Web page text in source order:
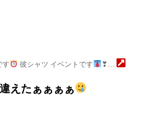
す 彼シャツ イベントです ❣…
えたぁぁぁぁ